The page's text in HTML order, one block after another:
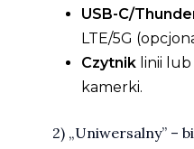
USB-C/
LTE/5G
Czytniklinii lub
kamerki.
2) „Uniwersalny” –